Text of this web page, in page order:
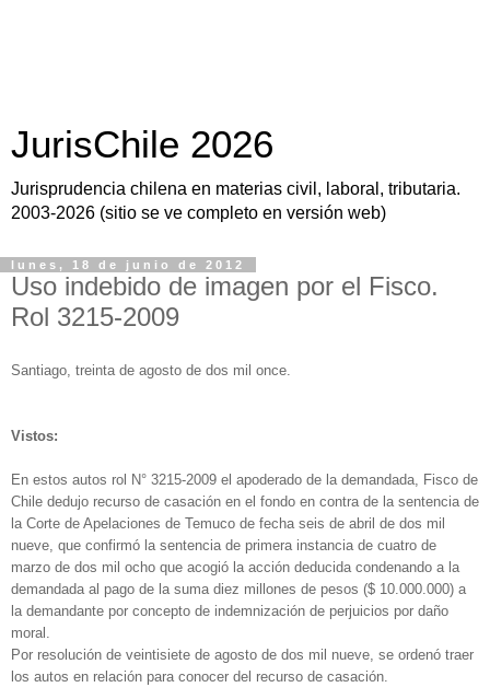
JurisChile 2026
Jurisprudencia chilena en materias civil, laboral, tributaria.
2003-2026 (sitio se ve completo en versión web)
lunes, 18 de junio de 2012
Uso indebido de imagen por el Fisco.
Rol 3215-2009
Santiago, treinta de agosto de dos mil once.
Vistos:
En estos autos rol N° 3215-2009 el apoderado de la demandada, Fisco de
Chile dedujo recurso de casación en el fondo en contra de la sentencia de
la Corte de Apelaciones de Temuco de fecha seis de abril de dos mil
nueve, que confirmó la sentencia de primera instancia de cuatro de
marzo de dos mil ocho que acogió la acción deducida condenando a la
demandada al pago de la suma diez millones de pesos ($ 10.000.000) a
la demandante por concepto de indemnización de perjuicios por daño
moral.
Por resolución de veintisiete de agosto de dos mil nueve, se ordenó traer
los autos en relación para conocer del recurso de casación.